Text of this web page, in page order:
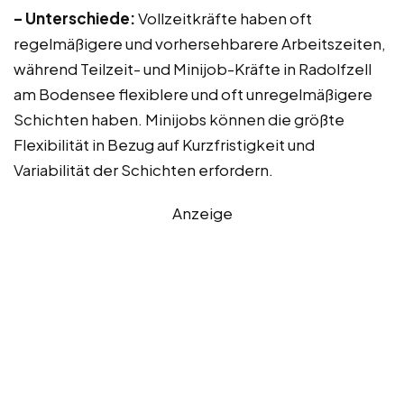
– Unterschiede:Vollzeitkräfte haben oft
regelmäßigere und vorhersehbarere Arbeitszeiten,
während Teilzeit- und Minijob-Kräfte in Radolfzell
am Bodensee flexiblere und oft unregelmäßigere
Schichten haben. Minijobs können die größte
Flexibilität in Bezug auf Kurzfristigkeit und
Variabilität der Schichten erfordern.
Anzeige